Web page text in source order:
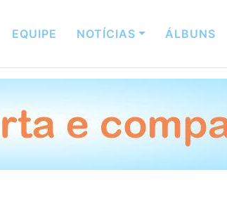
EQUIPE NOTÍCIAS ÁLBUNS